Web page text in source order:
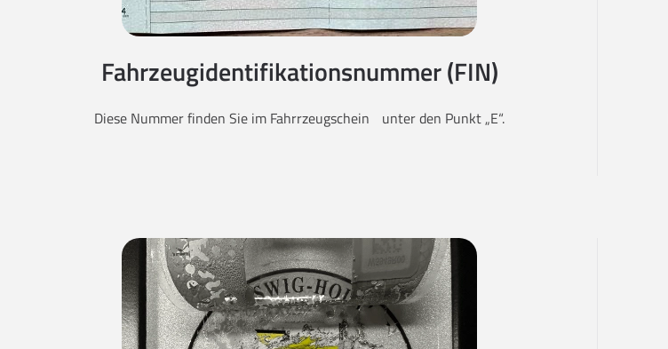
Fahrzeugidentifikationsnummer (FIN)
Diese Nummer finden Sie im Fahrrzeugschein unter den Punkt „E“.